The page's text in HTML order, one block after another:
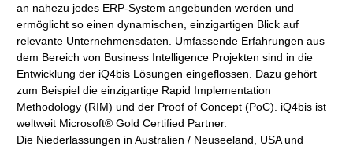
an nahezu jedes ERP-System angebunden werden und
ermöglicht so einen dynamischen, einzigartigen Blick auf
relevante Unternehmensdaten. Umfassende Erfahrungen aus
dem Bereich von Business Intelligence Projekten sind in die
Entwicklung der iQ4bis Lösungen eingeflossen. Dazu gehört
zum Beispiel die einzigartige Rapid Implementation
Methodology (RIM) und der Proof of Concept (PoC). iQ4bis ist
weltweit Microsoft® Gold Certified Partner.
Die Niederlassungen in Australien / Neuseeland, USA und